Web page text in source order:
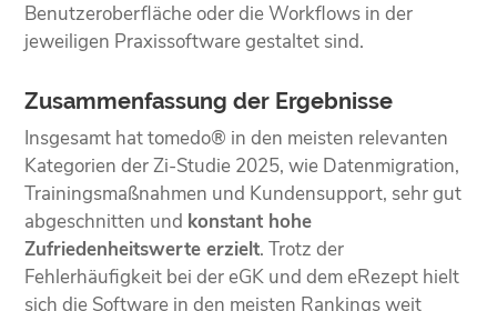
Benutzeroberfläche oder die Workflows in der
jeweiligen Praxissoftware gestaltet sind.
Zusammenfassung der Ergebnisse
Insgesamt hat tomedo® in den meisten relevanten
Kategorien der Zi-Studie 2025, wie Datenmigration,
Trainingsmaßnahmen und Kundensupport, sehr gut
abgeschnitten und konstant hohe
Zufriedenheitswerte erzielt. Trotz der
Fehlerhäufigkeit bei der eGK und dem eRezept hielt
sich die Software in den meisten Rankings weit